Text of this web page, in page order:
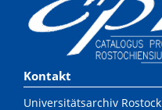
Kontakt
Universitätsarchiv Rostock